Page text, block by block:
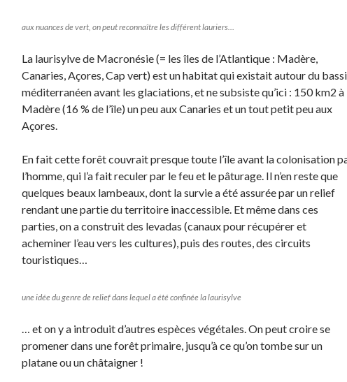
aux nuances de vert, on peut reconnaître les différent lauriers…
La laurisylve de Macronésie (= les îles de l’Atlantique : Madère,
Canaries, Açores, Cap vert) est un habitat qui existait autour du
méditerranéen avant les glaciations, et ne subsiste qu’ici : 150 km2 à
Madère (16 % de l’île) un peu aux Canaries et un tout petit peu aux
Açores.
En fait cette forêt couvrait presque toute l’île avant la colonisation
l’homme, qui l’a fait reculer par le feu et le pâturage. Il n’en reste que
quelques beaux lambeaux, dont la survie a été assurée par un relief
rendant une partie du territoire inaccessible. Et même dans ces
parties, on a construit des levadas (canaux pour récupérer et
acheminer l’eau vers les cultures), puis des routes, des circuits
touristiques…
une idée du genre de relief dans lequel a été confinée la laurisylve
… et on y a introduit d’autres espèces végétales. On peut croire se
promener dans une forêt primaire, jusqu’à ce qu’on tombe sur un
platane ou un châtaigner !